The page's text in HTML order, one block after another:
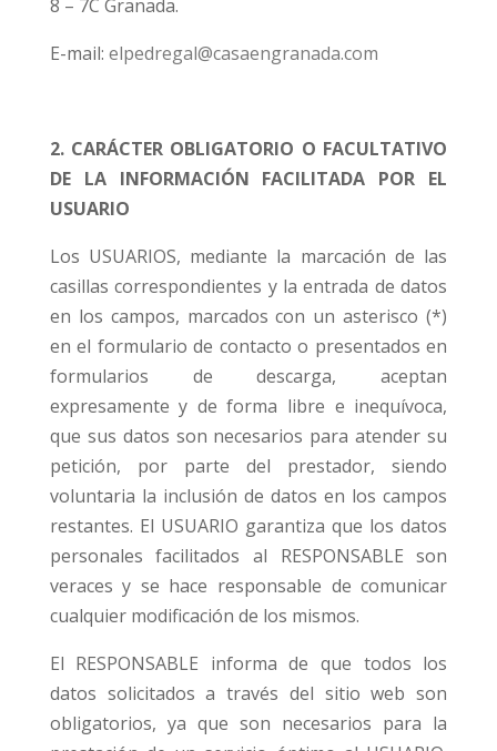
8 – 7C Granada.
E-mail: elpedregal@casaengranada.com
2. CARÁCTER OBLIGATORIO O FACULTATIVO
DE LA INFORMACIÓN FACILITADA POR EL
USUARIO
Los USUARIOS, mediante la marcación de las
casillas correspondientes y la entrada de datos
en los campos, marcados con un asterisco (*)
en el formulario de contacto o presentados en
formularios de descarga, aceptan
expresamente y de forma libre e inequívoca,
que sus datos son necesarios para atender su
petición, por parte del prestador, siendo
voluntaria la inclusión de datos en los campos
restantes. El USUARIO garantiza que los datos
personales facilitados al RESPONSABLE son
veraces y se hace responsable de comunicar
cualquier modificación de los mismos.
El RESPONSABLE informa de que todos los
datos solicitados a través del sitio web son
obligatorios, ya que son necesarios para la